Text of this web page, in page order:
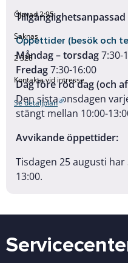
Öjavad 2:95
Saknas
2 328
Kontakta vid intresse
Se detaljplan
Öppettider (besök och
Måndag – torsdag7:30-
Fredag7:30-16:00
Dag före röd dag (och
Den sista onsdagen
stängt mellan 10:00-
Avvikande öppettider:
Tisdagen 25 augusti
13:00.